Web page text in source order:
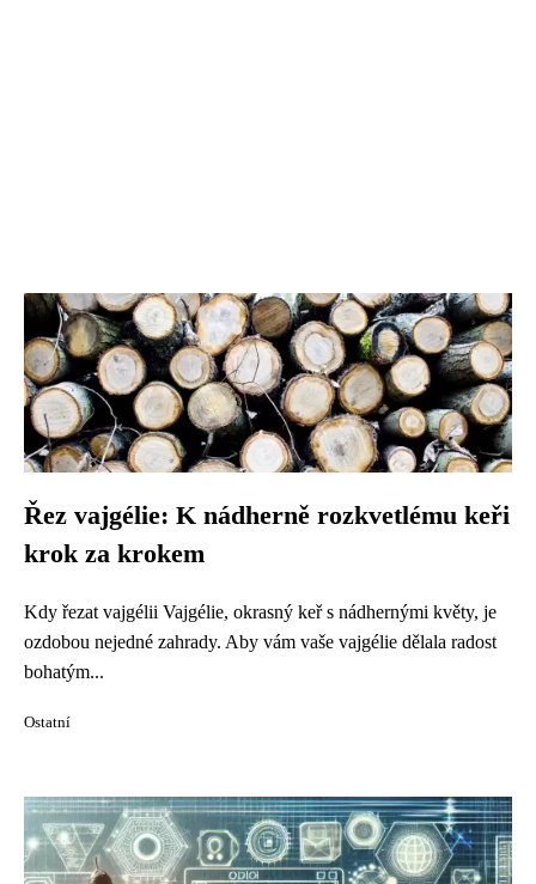
Řez vajgélie: K nádherně rozkvetlému keři
krok za krokem
Kdy řezat vajgélii Vajgélie, okrasný keř s nádhernými květy, je
ozdobou nejedné zahrady. Aby vám vaše vajgélie dělala radost
bohatým...
Ostatní